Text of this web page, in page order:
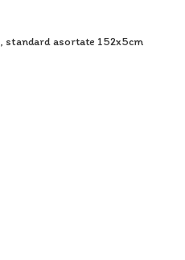
standard asortate 152x5cm